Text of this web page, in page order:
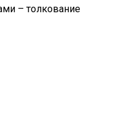
– толкование